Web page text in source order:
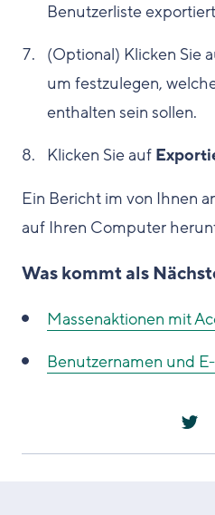
Benutzerliste
(Optional) Klicken Sie
um festzulegen,
enthalten sein sollen.
Klicken Sie auf
Ein Bericht im von Ihnen
auf Ihren Computer
Was kommt als
Massenaktionen mit
Benutzernamen und